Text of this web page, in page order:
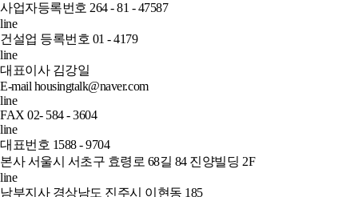
사업자등록번호 264 - 81 - 47587
line
건설업 등록번호 01 - 4179
line
대표이사 김강일
E-mail housingtalk@naver.com
line
FAX 02- 584 - 3604
line
대표번호 1588 - 9704
본사 서울시 서초구 효령로 68길 84 진양빌딩 2F
line
남부지사 경상남도 진주시 이현동 185